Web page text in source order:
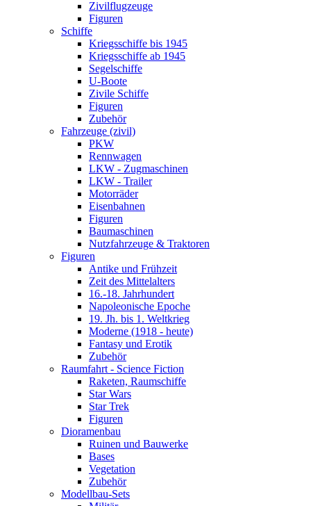
Zivilflugzeuge
Figuren
Schiffe
Kriegsschiffe bis 1945
Kriegsschiffe ab 1945
Segelschiffe
U-Boote
Zivile Schiffe
Figuren
Zubehör
Fahrzeuge (zivil)
PKW
Rennwagen
LKW - Zugmaschinen
LKW - Trailer
Motorräder
Eisenbahnen
Figuren
Baumaschinen
Nutzfahrzeuge & Traktoren
Figuren
Antike und Frühzeit
Zeit des Mittelalters
16.-18. Jahrhundert
Napoleonische Epoche
19. Jh. bis 1. Weltkrieg
Moderne (1918 - heute)
Fantasy und Erotik
Zubehör
Raumfahrt - Science Fiction
Raketen, Raumschiffe
Star Wars
Star Trek
Figuren
Dioramenbau
Ruinen und Bauwerke
Bases
Vegetation
Zubehör
Modellbau-Sets